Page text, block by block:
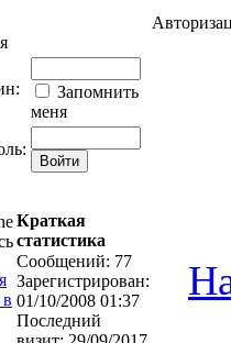
Запомнить
меня
Краткая
статистика
Сообщений: 77
Зарегистрирован:
01/10/2008 01:37
Последний